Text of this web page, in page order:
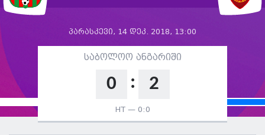
პარასკევი, 14 დეკ. 2018, 13:00
საბოლოო ანგარიში
0 : 2
HT — 0:0